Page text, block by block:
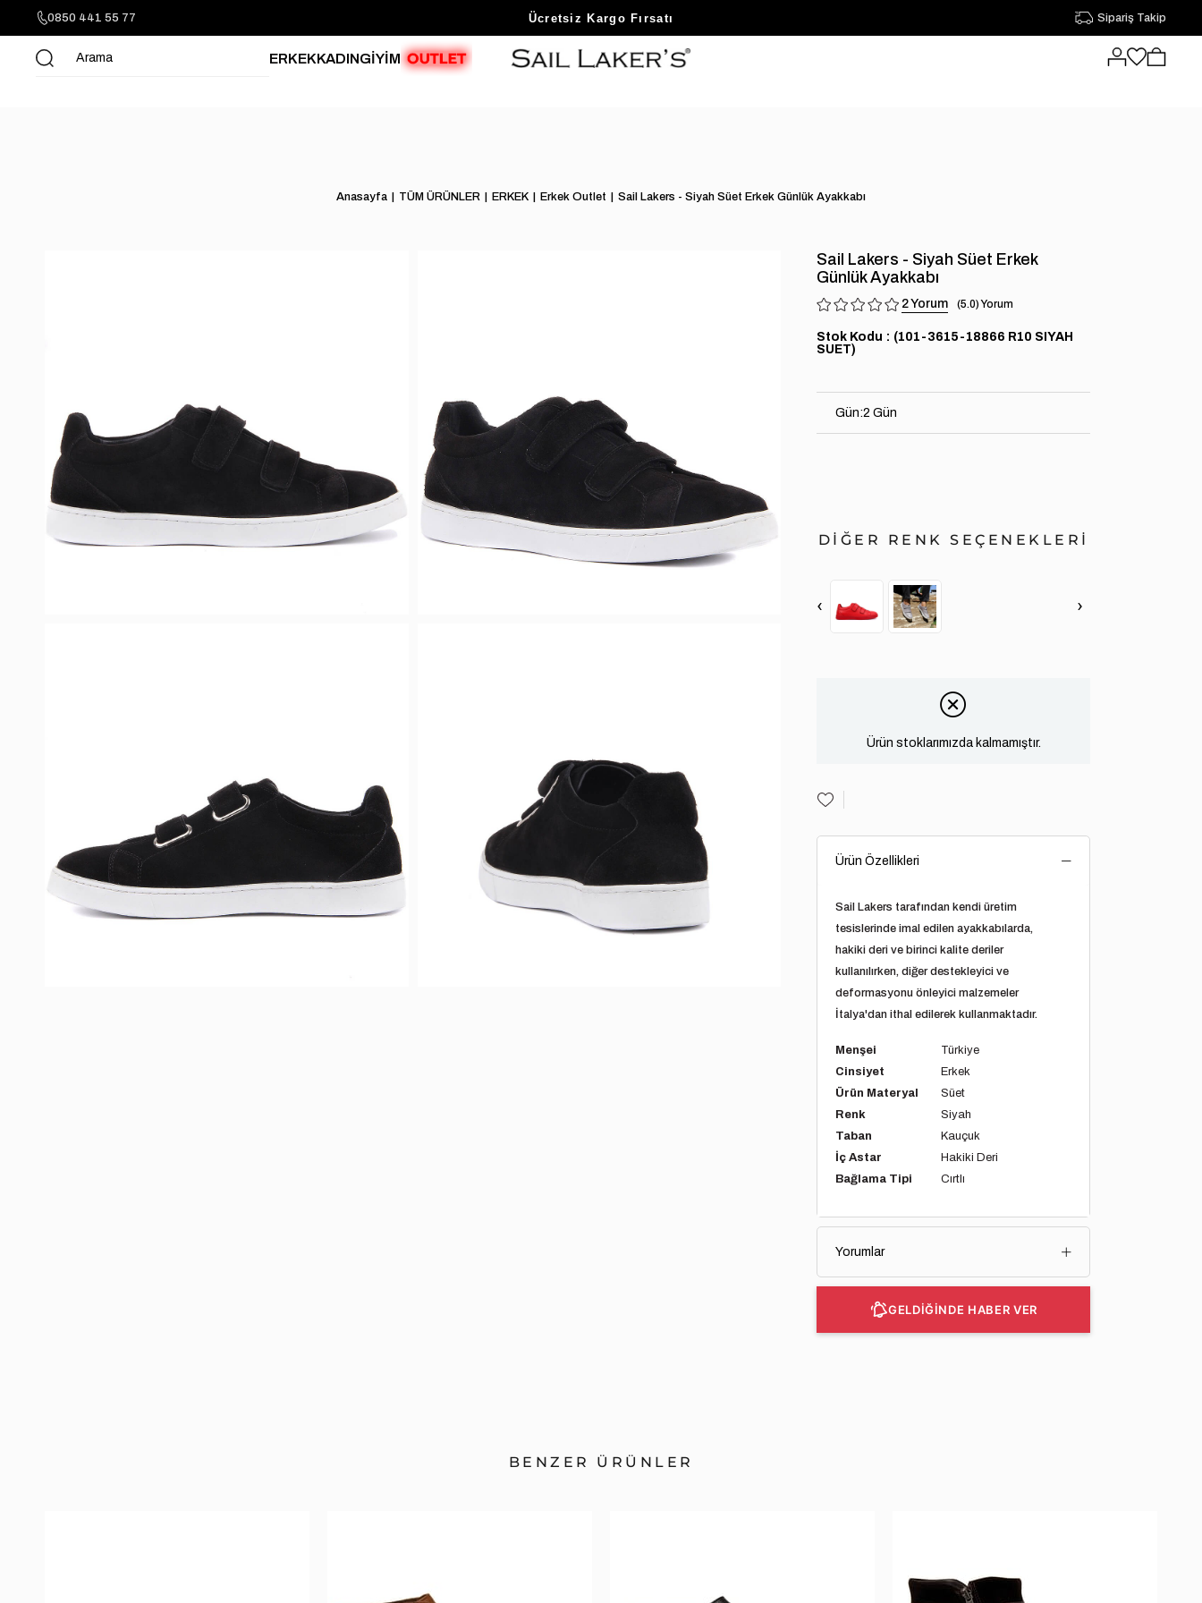
0850 441 55 77 Sezon Sonu Fırsatlarını Keşfet Sipariş Takip
ERKEKKADINGİYİM
Anasayfa TÜM ÜRÜNLER ERKEK Erkek Outlet Sail Lakers - Siyah Süet Erkek Günlük Ayakkabı
Sail Lakers - Siyah Süet Erkek
Günlük Ayakkabı
2 5.0
Stok Kodu
(101-3615-18866 R10 SIYAH
SUET)
Gün:2 Gün
DİĞER RENK SEÇENEKLERİ
‹ ›
Ürün stoklarımızda kalmamıştır.
Ürün Özellikleri
Sail Lakers tarafından kendi üretim
tesislerinde imal edilen ayakkabılarda,
hakiki deri ve birinci kalite deriler
kullanılırken, diğer destekleyici ve
deformasyonu önleyici malzemeler
İtalya'dan ithal edilerek kullanmaktadır.
Menşei
Türkiye
Cinsiyet
Erkek
Ürün Materyal
Süet
Renk
Siyah
Taban
Kauçuk
İç Astar
Hakiki Deri
Bağlama Tipi
Cırtlı
Yorumlar
GELDİĞİNDE HABER VER
BENZER ÜRÜNLER